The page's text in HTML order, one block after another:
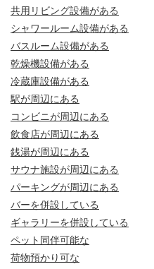
共用リビング設備がある
シャワールーム設備がある
バスルーム設備がある
乾燥機設備がある
冷蔵庫設備がある
駅が周辺にある
コンビニが周辺にある
飲食店が周辺にある
銭湯が周辺にある
サウナ施設が周辺にある
パーキングが周辺にある
バーを併設している
ギャラリーを併設している
ペット同伴可能な
荷物預かり可な